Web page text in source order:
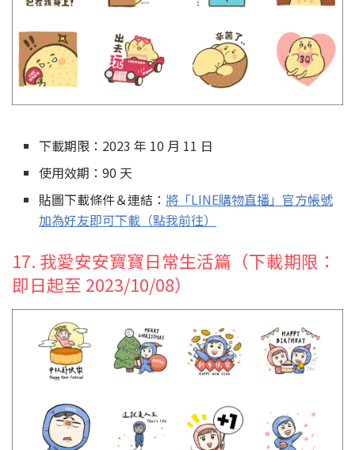
下載期限：2023 年 10 月 11 日
使用效期：90 天
貼圖下載條件＆連結： 將「LINE購物直播」官方帳號
加為好友即可下載（點我前往）
17. 我愛安安寶寶日常生活篇（下載期限：
即日起至 2023/10/08）